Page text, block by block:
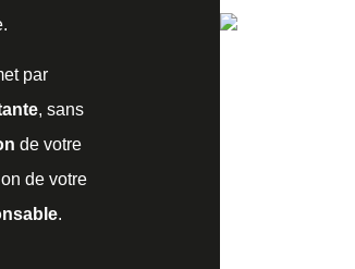
par
, sans
de votre
de votre
.